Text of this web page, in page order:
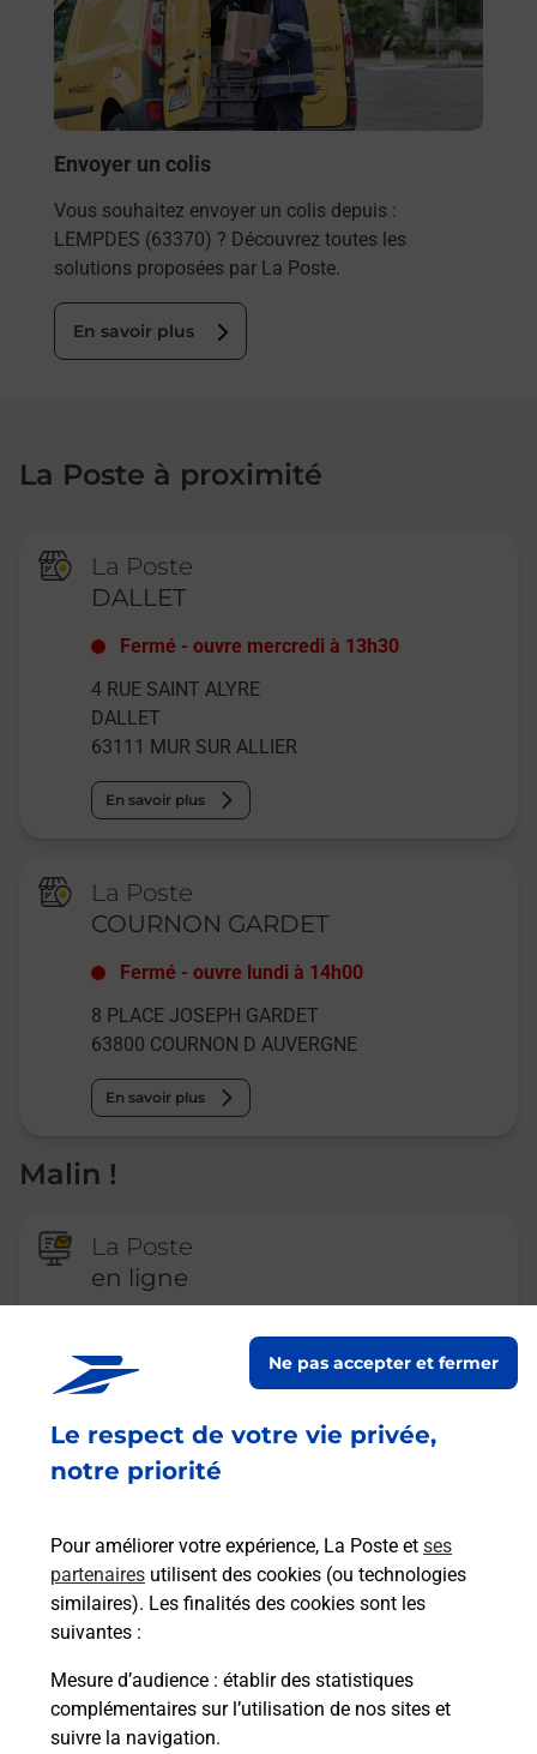
Le respect de votre vie privée,
notre priorité
Pour améliorer votre expérience, La Poste et ses
partenaires utilisent des cookies (ou technologies
similaires). Les finalités des cookies sont les
suivantes :
Mesure d’audience : établir des statistiques
complémentaires sur l’utilisation de nos sites et
suivre la navigation.
Ne pas accepter et fermer
Envoyer un colis
Vous souhaitez envoyer un colis depuis :
LEMPDES (63370) ? Découvrez toutes les
solutions proposées par La Poste.
En savoir plus
La Poste à proximité
La Poste
DALLET
Fermé -ouvre mercredi à 13h30
4 RUE SAINT ALYRE
DALLET
63111
MUR SUR ALLIER
En savoir plus
La Poste
COURNON GARDET
Fermé -ouvre lundi à 14h00
8 PLACE JOSEPH GARDET
63800 COURNON D AUVERGNE
En savoir plus
Malin !
La Poste
en ligne
En savoir plus
Recherchez un autre point de contact
Questions fréquemment posées
Quel réseau utilise La Poste Mobile ?